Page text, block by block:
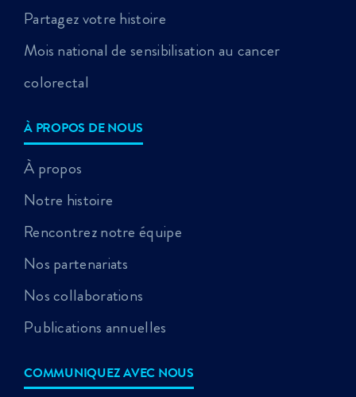
Partagez votre histoire
Mois national de sensibilisation au cancer
colorectal
À PROPOS DE NOUS
À propos
Notre histoire
Rencontrez notre équipe
Nos partenariats
Nos collaborations
Publications annuelles
COMMUNIQUEZ AVEC NOUS